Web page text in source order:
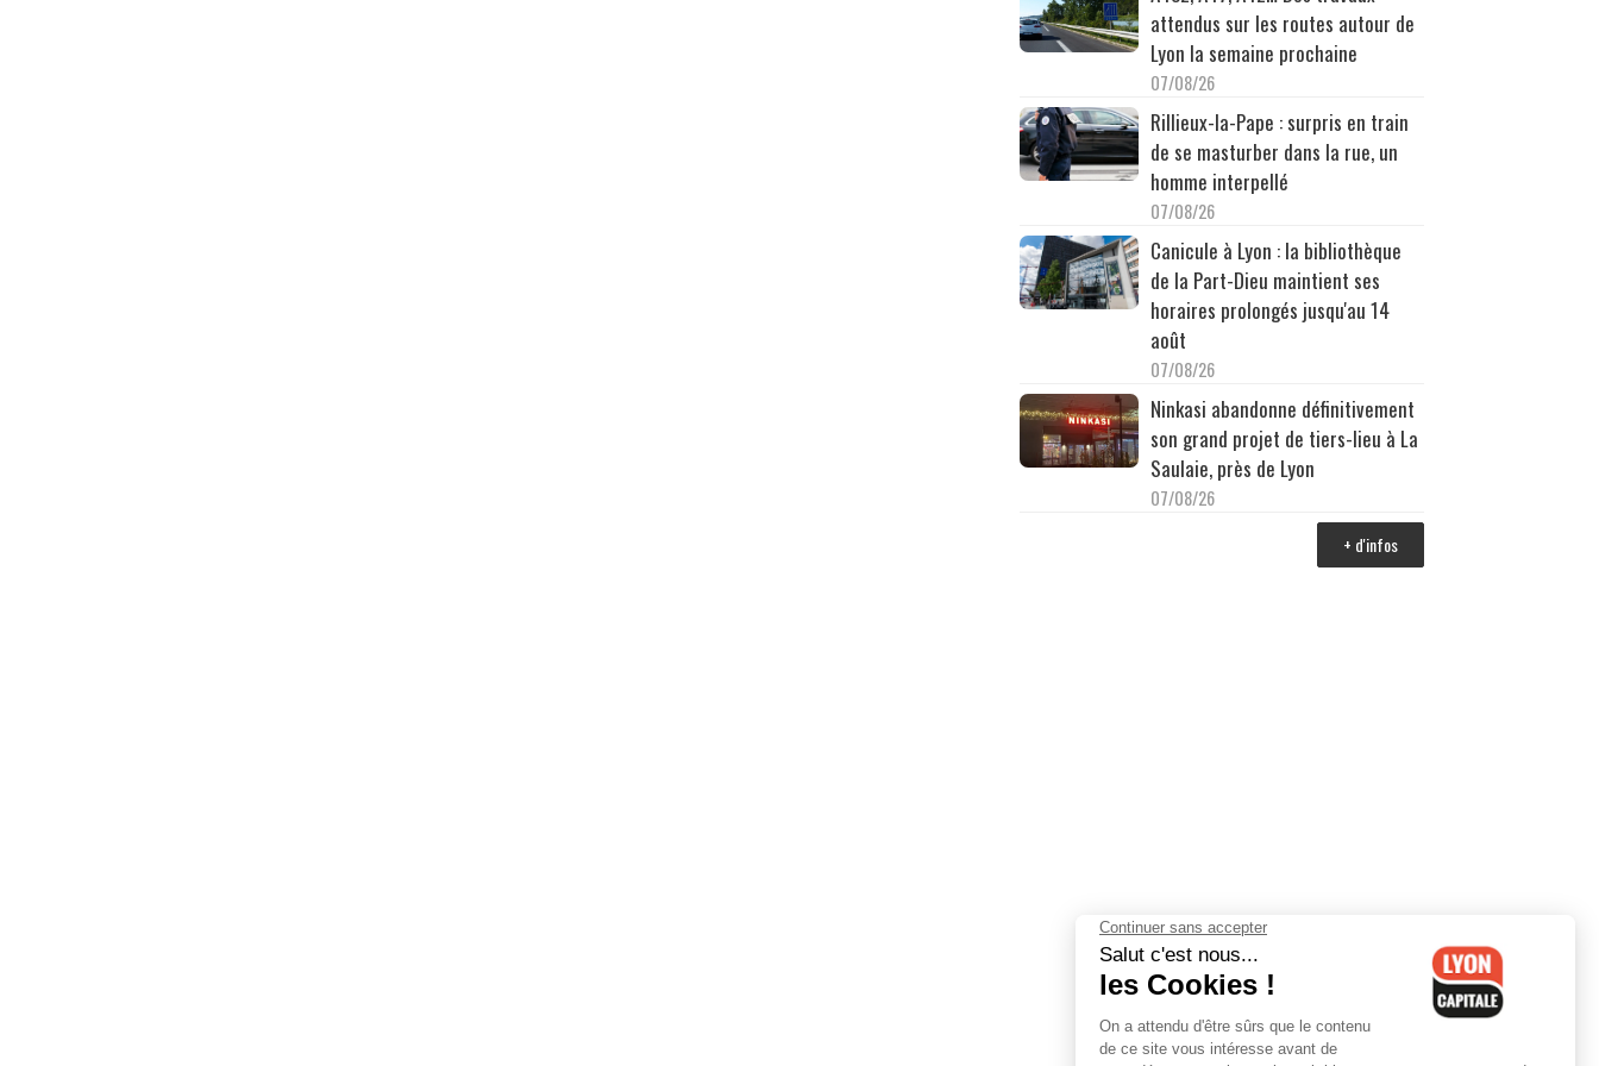
attendus sur les routes autour de
Lyon la semaine prochaine
07/08/26
Rillieux-la-Pape : surpris en train
de se masturber dans la rue, un
homme interpellé
07/08/26
Canicule à Lyon : la bibliothèque
de la Part-Dieu maintient ses
horaires prolongés jusqu'au 14
août
07/08/26
Ninkasi abandonne définitivement
son grand projet de tiers-lieu à La
Saulaie, près de Lyon
07/08/26
+ d'infos